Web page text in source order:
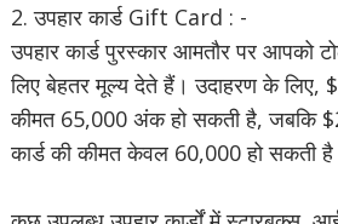
2. उपहार कार्ड Gift Card : -
उपहार कार्ड पुरस्कार आमतौर पर
लिए बेहतर मूल्य देते हैं। उदाहरण के लिए,
कीमत 65,000 अंक हो सकती है, जबकि
कार्ड की कीमत केवल 60,000 हो सकती